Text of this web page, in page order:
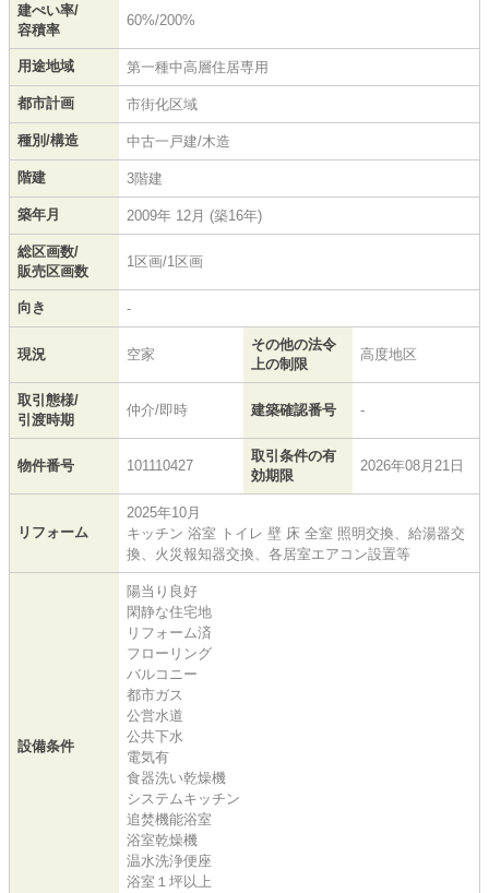
建ぺい率/
容積率
60%/200%
用途地域 第一種中高層住居専用
都市計画 市街化区域
種別/構造 中古一戸建/木造
階建 3階建
築年月 2009年 12月 (築16年)
総区画数/
販売区画数
1区画/1区画
向き -
現況 空家
その他の法令
上の制限
高度地区
取引態様/
引渡時期
仲介/即時 建築確認番号 -
物件番号 101110427
取引条件の有
効期限
2026年08月21日
リフォーム
2025年10月
キッチン 浴室 トイレ 壁 床 全室 照明交換、給湯器交
換、火災報知器交換、各居室エアコン設置等
設備条件
陽当り良好
閑静な住宅地
リフォーム済
フローリング
バルコニー
都市ガス
公営水道
公共下水
電気有
食器洗い乾燥機
システムキッチン
追焚機能浴室
浴室乾燥機
温水洗浄便座
浴室１坪以上